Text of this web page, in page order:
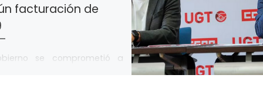
facturación de
se comprometió a